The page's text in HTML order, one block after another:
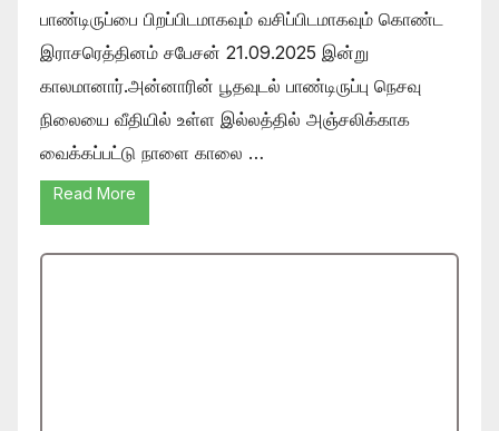
பாண்டிருப்பை பிறப்பிடமாகவும் வசிப்பிடமாகவும் கொண்ட
இராசரெத்தினம் சபேசன் 21.09.2025 இன்று
காலமானார்.அன்னாரின் பூதவுடல் பாண்டிருப்பு நெசவு
நிலையை வீதியில் உள்ள இல்லத்தில் அஞ்சலிக்காக
வைக்கப்பட்டு நாளை காலை …
Read More